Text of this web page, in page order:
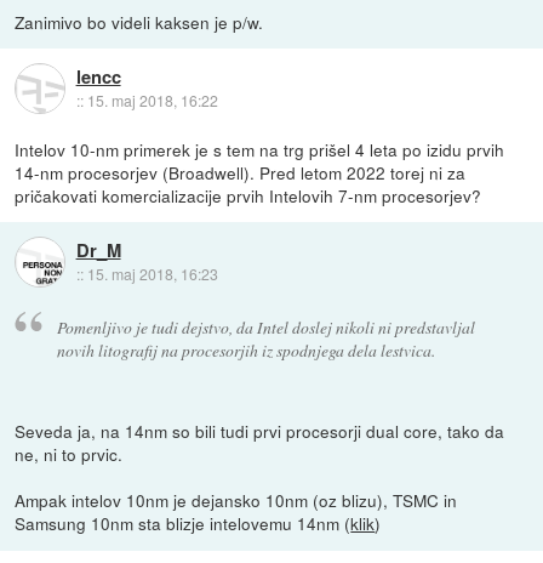
Zanimivo bo videli kaksen je p/w.
lencc
:: 15. maj 2018, 16:22
Intelov 10-nm primerek je s tem na trg prišel 4 leta po izidu prvih
14-nm procesorjev (Broadwell). Pred letom 2022 torej ni za
pričakovati komercializacije prvih Intelovih 7-nm procesorjev?
Dr_M
:: 15. maj 2018, 16:23
Pomenljivo je tudi dejstvo, da Intel doslej nikoli ni predstavljal
novih litografij na procesorjih iz spodnjega dela lestvica.
Seveda ja, na 14nm so bili tudi prvi procesorji dual core, tako da
ne, ni to prvic.
Ampak intelov 10nm je dejansko 10nm (oz blizu), TSMC in
Samsung 10nm sta blizje intelovemu 14nm (klik)